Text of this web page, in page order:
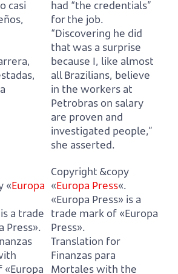
casi
had “the credentials”
for the job.
“Discovering he did
that was a surprise
because I, like almost
all Brazilians, believe
in the workers at
Petrobras on salary
are proven and
investigated people,”
she asserted.
«Europa
a trade
Press».
Copyright &copy
«Europa Press«.
«Europa Press» is a
trade mark of «Europa
Press».
Translation for
Finanzas para
Mortales with the